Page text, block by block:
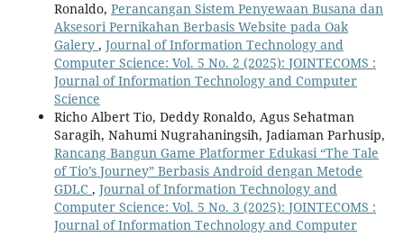
Ronaldo, Perancangan Sistem Penyewaan Busana dan
Aksesori Pernikahan Berbasis Website pada Oak
Galery , Journal of Information Technology and
Computer Science: Vol. 5 No. 2 (2025): JOINTECOMS :
Journal of Information Technology and Computer
Science
Richo Albert Tio, Deddy Ronaldo, Agus Sehatman
Saragih, Nahumi Nugrahaningsih, Jadiaman Parhusip,
Rancang Bangun Game Platformer Edukasi “The Tale
of Tio’s Journey” Berbasis Android dengan Metode
GDLC , Journal of Information Technology and
Computer Science: Vol. 5 No. 3 (2025): JOINTECOMS :
Journal of Information Technology and Computer